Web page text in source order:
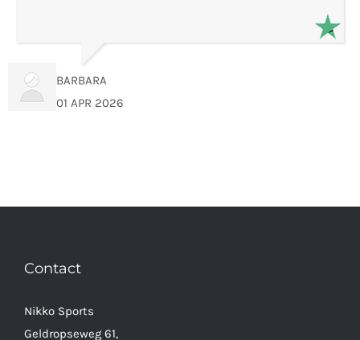
BARBARA
01 APR 2026
Contact
Nikko Sports
Geldropseweg 61,